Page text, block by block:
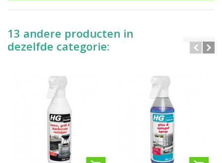
13 andere producten in
dezelfde categorie: